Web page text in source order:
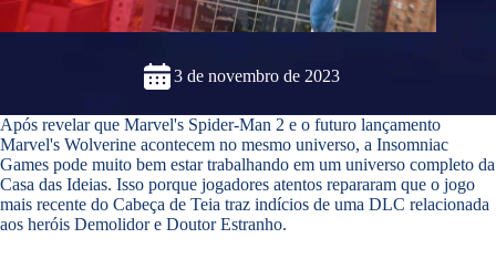
3 de novembro de 2023
Após revelar que Marvel's Spider-Man 2 e o futuro lançamento
Marvel's Wolverine acontecem no mesmo universo, a Insomniac
Games pode muito bem estar trabalhando em um universo completo da
Casa das Ideias. Isso porque jogadores atentos repararam que o jogo
mais recente do Cabeça de Teia traz indícios de uma DLC relacionada
aos heróis Demolidor e Doutor Estranho.